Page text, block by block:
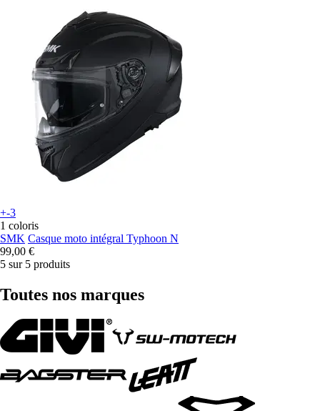
+-3
1 coloris
SMK Casque moto intégral Typhoon N
99,00 €
5 sur 5 produits
Toutes nos marques